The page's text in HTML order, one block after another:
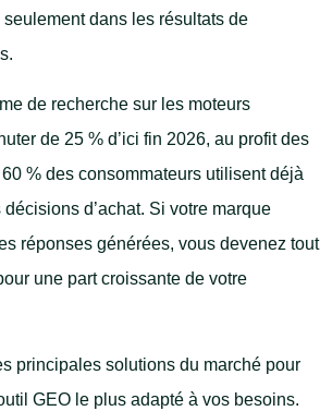
dans les résultats de
de recherche sur les moteurs
de 25 % d’ici fin 2026, au profit des
% des consommateurs utilisent déjà
décisions d’achat. Si votre marque
réponses générées, vous devenez tout
une part croissante de votre
principales solutions du marché pour
GEO le plus adapté à vos besoins.